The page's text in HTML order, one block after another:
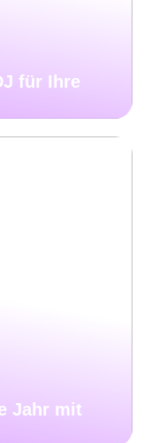
für Ihre
Jahr mit